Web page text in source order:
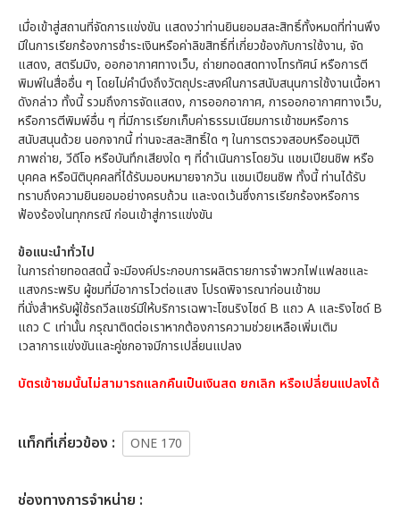
เมื่อเข้าสู่สถานที่จัดการแข่งขัน แสดงว่าท่านยินยอมสละสิทธิ์ทั้งหมดที่ท่านพึง
มีในการเรียกร้องการชำระเงินหรือค่าลิขสิทธิ์ที่เกี่ยวข้องกับการใช้งาน, จัด
แสดง, สตรีมมิง, ออกอากาศทางเว็บ, ถ่ายทอดสดทางโทรทัศน์ หรือการตี
พิมพ์ในสื่ออื่น ๆ โดยไม่คำนึงถึงวัตถุประสงค์ในการสนับสนุนการใช้งานเนื้อหา
ดังกล่าว ทั้งนี้ รวมถึงการจัดแสดง, การออกอากาศ, การออกอากาศทางเว็บ,
หรือการตีพิมพ์อื่น ๆ ที่มีการเรียกเก็บค่าธรรมเนียมการเข้าชมหรือการ
สนับสนุนด้วย นอกจากนี้ ท่านจะสละสิทธิ์ใด ๆ ในการตรวจสอบหรืออนุมัติ
ภาพถ่าย, วีดีโอ หรือบันทึกเสียงใด ๆ ที่ดำเนินการโดยวัน แชมเปียนชิพ หรือ
บุคคล หรือนิติบุคคลที่ได้รับมอบหมายจากวัน แชมเปียนชิพ ทั้งนี้ ท่านได้รับ
ทราบถึงความยินยอมอย่างครบถ้วน และงดเว้นซึ่งการเรียกร้องหรือการ
ฟ้องร้องในทุกกรณี ก่อนเข้าสู่การแข่งขัน
ข้อแนะนำทั่วไป
ในการถ่ายทอดสดนี้ จะมีองค์ประกอบการผลิตรายการจำพวกไฟแฟลชและ
แสงกระพริบ ผู้ชมที่มีอาการไวต่อแสง โปรดพิจารณาก่อนเข้าชม
ที่นั่งสำหรับผู้ใช้รถวีลแชร์มีให้บริการเฉพาะโซนริงไซด์ B แถว A และริงไซด์ B
แถว C เท่านั้น กรุณาติดต่อเราหากต้องการความช่วยเหลือเพิ่มเติม
เวลาการแข่งขันและคู่ชกอาจมีการเปลี่ยนแปลง
บัตรเข้าชมนั้นไม่สามารถแลกคืนเป็นเงินสด ยกเลิก หรือเปลี่ยนแปลงได้
เเท็กที่เกี่ยวข้อง : ONE 170
ช่องทางการจำหน่าย :